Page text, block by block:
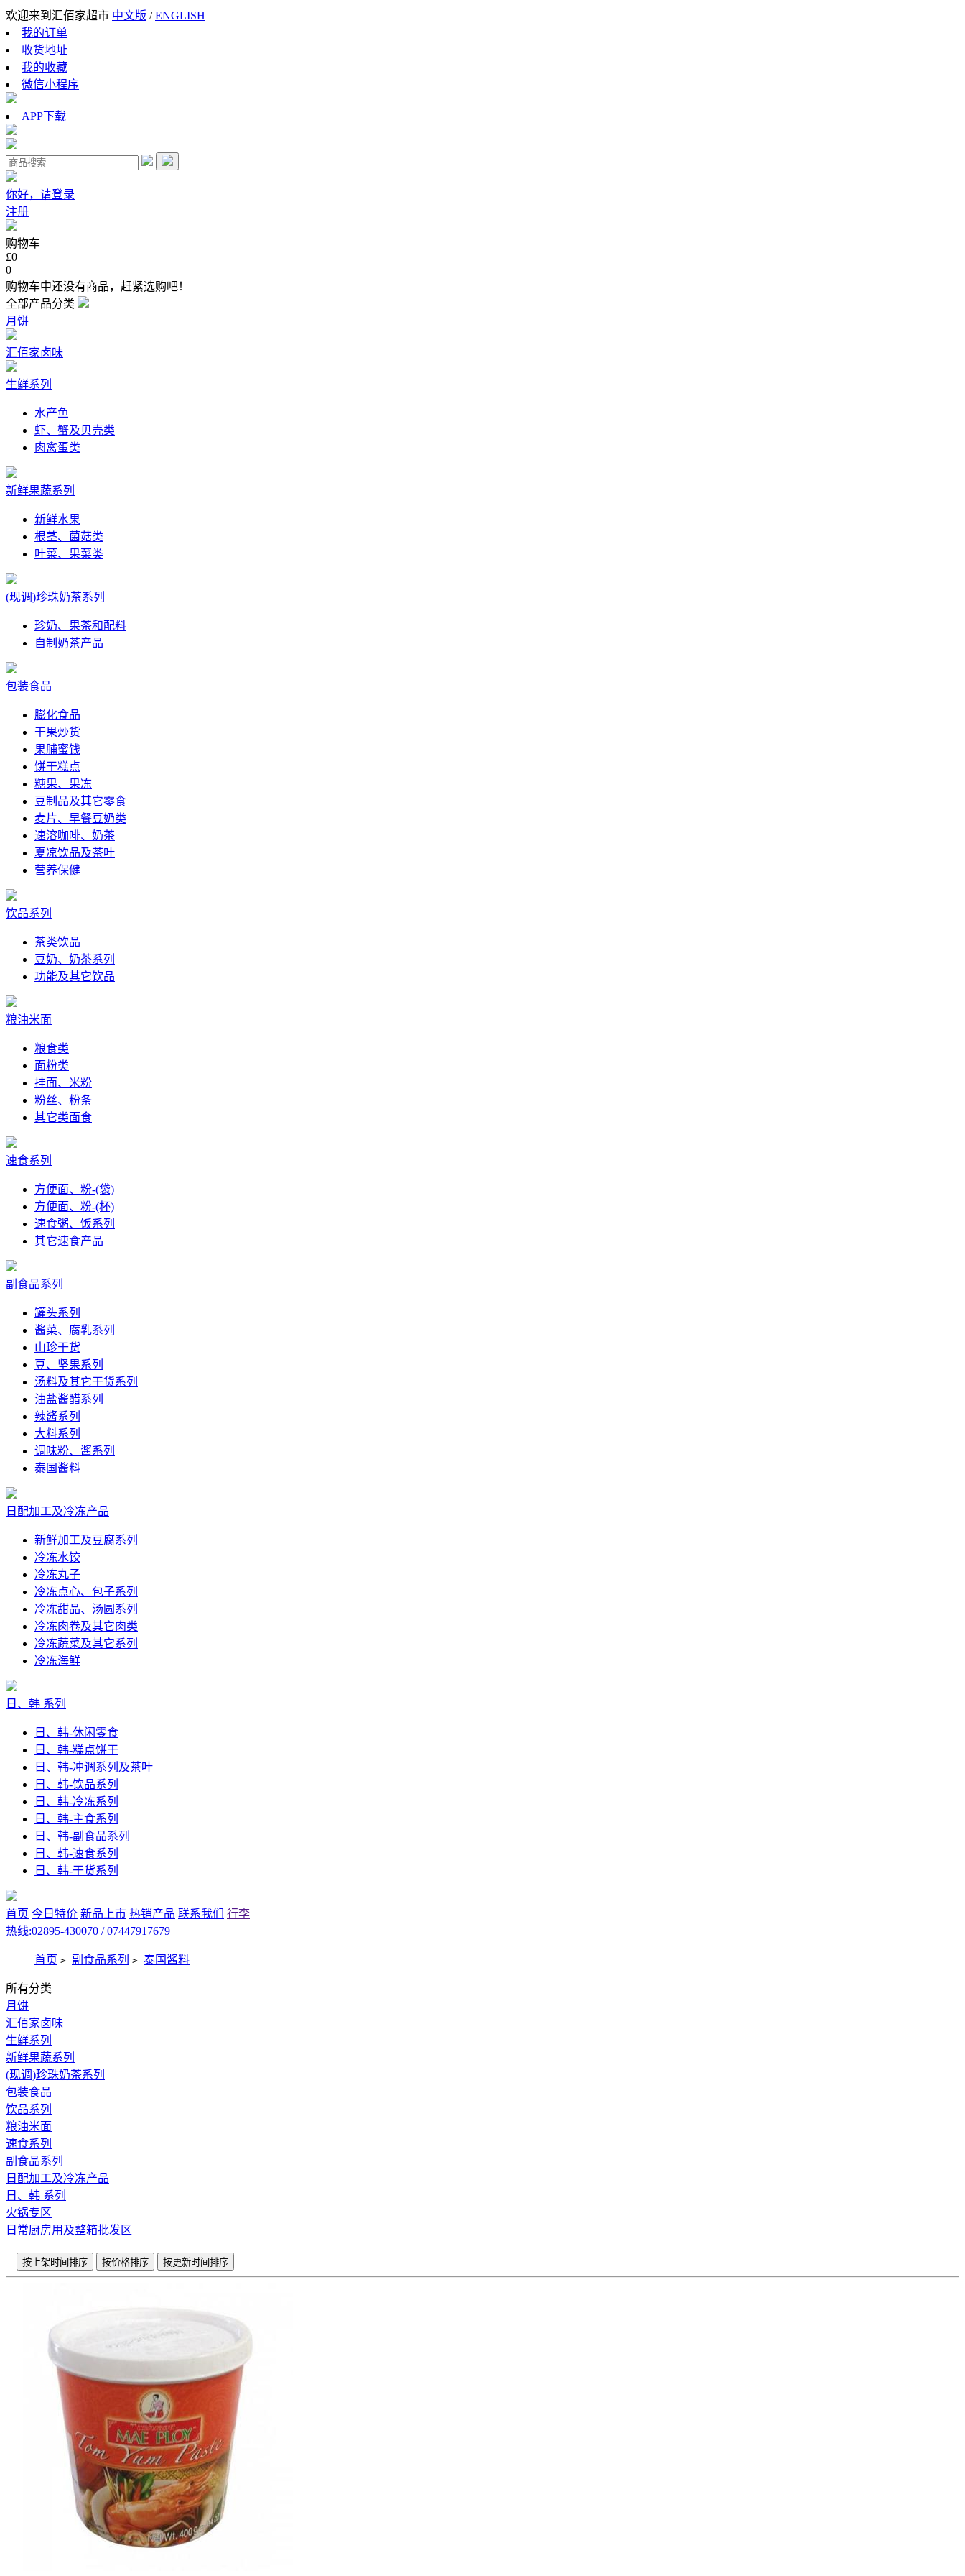
欢迎来到汇佰家超市 中文版 /ENGLISH
我的订单
收货地址
我的收藏
微信小程序
APP下载
你好，请登录
注册
购物车
£0
0
购物车中还没有商品，赶紧选购吧！
全部产品分类
月饼
汇佰家卤味
生鲜系列
水产鱼
虾、蟹及贝壳类
肉禽蛋类
新鲜果蔬系列
新鲜水果
根茎、菌菇类
叶菜、果菜类
(现调)珍珠奶茶系列
珍奶、果茶和配料
自制奶茶产品
包装食品
膨化食品
干果炒货
果脯蜜饯
饼干糕点
糖果、果冻
豆制品及其它零食
麦片、早餐豆奶类
速溶咖啡、奶茶
夏凉饮品及茶叶
营养保健
饮品系列
茶类饮品
豆奶、奶茶系列
功能及其它饮品
粮油米面
粮食类
面粉类
挂面、米粉
粉丝、粉条
其它类面食
速食系列
方便面、粉-(袋)
方便面、粉-(杯)
速食粥、饭系列
其它速食产品
副食品系列
罐头系列
酱菜、腐乳系列
山珍干货
豆、坚果系列
汤料及其它干货系列
油盐酱醋系列
辣酱系列
大料系列
调味粉、酱系列
泰国酱料
日配加工及冷冻产品
新鲜加工及豆腐系列
冷冻水饺
冷冻丸子
冷冻点心、包子系列
冷冻甜品、汤圆系列
冷冻肉卷及其它肉类
冷冻蔬菜及其它系列
冷冻海鲜
日、韩 系列
日、韩-休闲零食
日、韩-糕点饼干
日、韩-冲调系列及茶叶
日、韩-饮品系列
日、韩-冷冻系列
日、韩-主食系列
日、韩-副食品系列
日、韩-速食系列
日、韩-干货系列
首页 今日特价 新品上市 热销产品 联系我们
行李
热线:02895-430070 / 07447917679
首页 > 副食品系列 > 泰国酱料
所有分类
月饼
汇佰家卤味
生鲜系列
新鲜果蔬系列
(现调)珍珠奶茶系列
包装食品
饮品系列
粮油米面
速食系列
副食品系列
日配加工及冷冻产品
日、韩 系列
火锅专区
日常厨房用及整箱批发区
按上架时间排序 按价格排序 按更新时间排序